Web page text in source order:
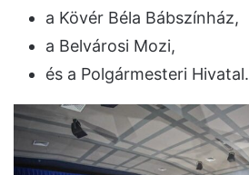
a Kövér Béla Bábszínház,
a Belvárosi Mozi,
és a Polgármesteri Hivatal.